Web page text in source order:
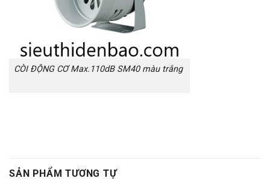
CÒI ĐỘNG CƠ Max.110dB SM40 màu trắng
SẢN PHẨM TƯƠNG TỰ